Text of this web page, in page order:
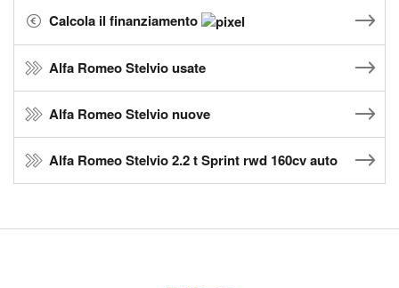
Calcola il finanziamento
Alfa Romeo Stelvio usate
Alfa Romeo Stelvio nuove
Alfa Romeo Stelvio 2.2 t Sprint rwd 160cv auto